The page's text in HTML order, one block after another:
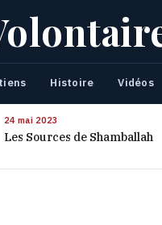
Histoire Vidéos
24 mai 2023
Les Sources de Shamballah